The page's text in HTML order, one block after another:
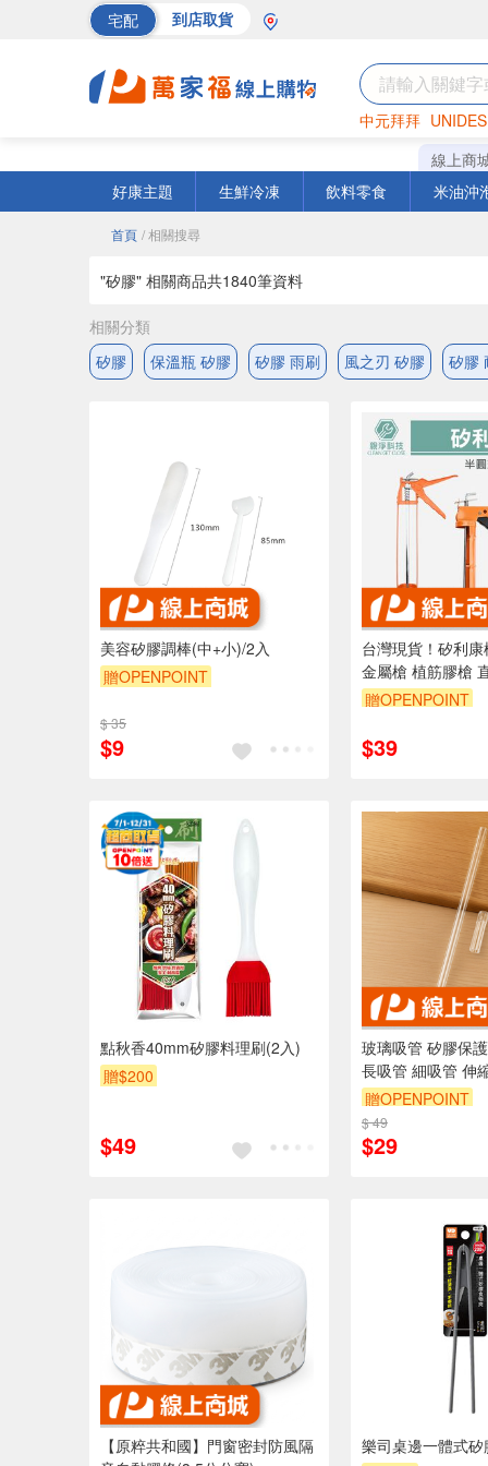
宅配 到店取貨
中元拜拜
巧克力 罐頭
線上商
好康主題
生鮮冷凍 飲料零食 米油沖
首頁 / 相關搜尋
"矽膠" 相關商品共1840筆資料
相關分類
矽膠
保溫瓶 矽膠 矽膠 雨刷 風之刃 矽膠 矽膠
美容矽膠調棒(中+小)/2入
贈OPENPOINT
$ 35
$9
台灣現貨！矽利
金屬槍 植筋膠槍
槍 矽利康工具 矽
贈OPENPOINT
$39
點秋香40mm矽膠料理刷(2入)
贈$200
$49
玻璃吸管 矽膠保
長吸管 細吸管 伸
玻璃 延長吸管套
膠套 吸管
贈OPENPOINT
$ 49
$29
【原粹共和國】門窗密封防風隔
樂司桌邊一體式